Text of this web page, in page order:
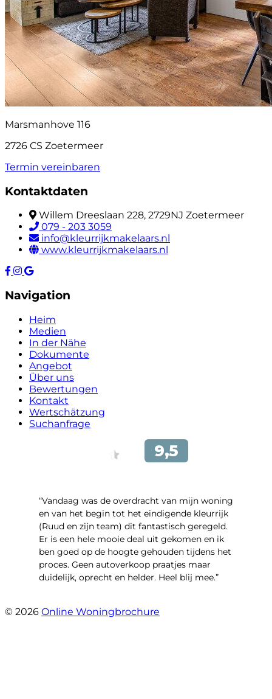
Marsmanhove 116
2726 CS Zoetermeer
Termin vereinbaren
Kontaktdaten
Willem Dreeslaan 228, 2729NJ Zoetermeer
079 - 203 3059
info@kleurrijkmakelaars.nl
www.kleurrijkmakelaars.nl
Navigation
Heim
Medien
In der Nähe
Dokumente
Angebot
Über uns
Bewertungen
Kontakt
Wertschätzung
Suchanfrage
“Vandaag was de overdracht van mijn woning
en van het begin tot het eindigende kleurrijk
(Ruud en zijn team) dit fantastisch geregeld.
Er is een hele mooie deal uit gekomen en ik
ben goed op de hoogte gehouden tijdens het
proces. Geen autoverkoop praatjes maar
duidelijk, oprecht en helder. Heel blij mee.”
© 2026 Online Woningbrochure